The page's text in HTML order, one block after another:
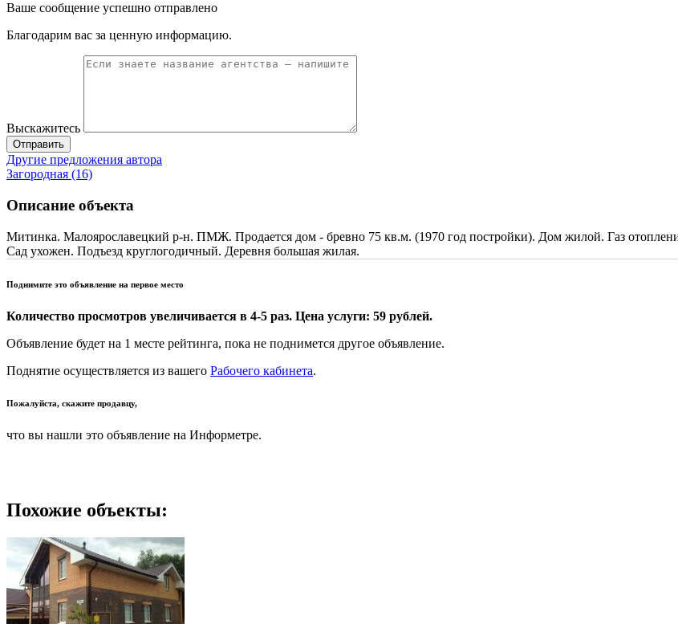
Ваше сообщение успешно отправлено
Благодарим вас за ценную информацию.
Выскажитесь
Отправить
Другие предложения автора
Загородная (16)
Описание объекта
Митинка. Малоярославецкий р-н. ПМЖ. Продается дом - бревно 75 кв.м. (1970 год постройки). Дом жилой. Газ
Сад ухожен. Подъезд круглогодичный. Деревня большая жилая.
Поднимите это объявление на первое место
Количество просмотров увеличивается в 4-5 раз. Цена услуги: 59 рублей.
Объявление будет на 1 месте рейтинга, пока не поднимется другое объявление.
Поднятие осуществляется из вашего Рабочего кабинета.
Пожалуйста, скажите продавцу,
что вы нашли это объявление на Информетре.
Похожие объекты: